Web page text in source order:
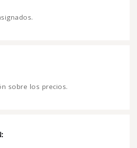
sobre los precios.